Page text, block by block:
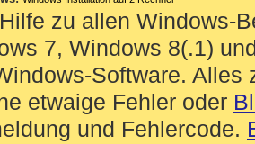
zu allen Windows-
7, Windows 8(.1)
Software.
etwaige Fehler oder
und Fehlercode.